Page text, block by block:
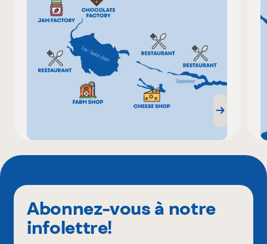
Abonnez-vous à notre
infolettre!